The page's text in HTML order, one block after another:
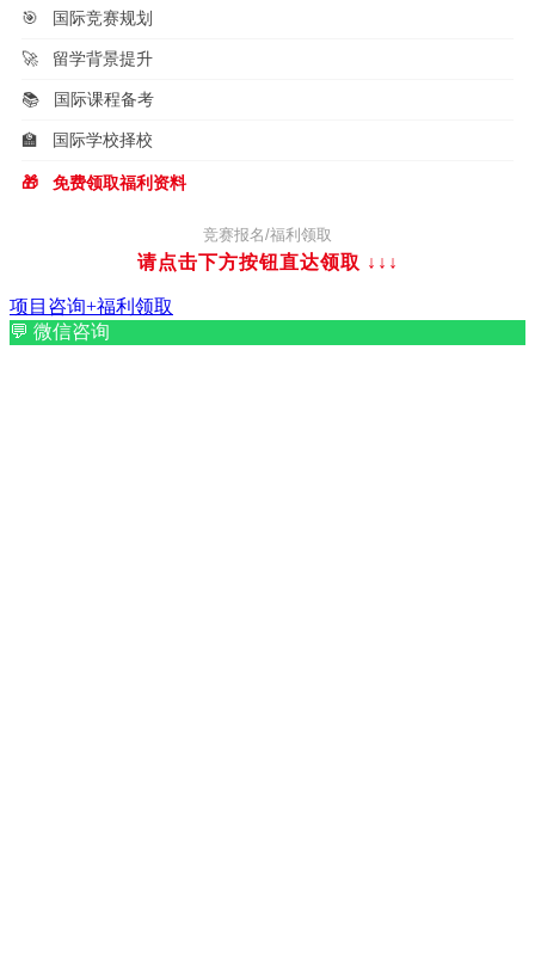
🎯 国际竞赛规划
🚀 留学背景提升
📚 国际课程备考
🏫 国际学校择校
🎁 免费领取福利资料
竞赛报名/福利领取
请点击下方按钮直达领取 ↓↓↓
项目咨询+福利领取
💬 微信咨询